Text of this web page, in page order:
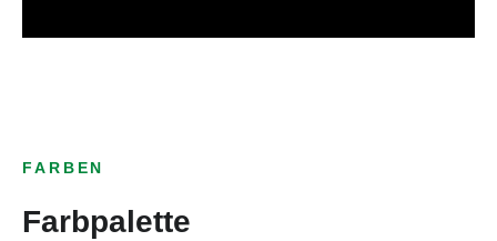
FARBEN
Farbpalette